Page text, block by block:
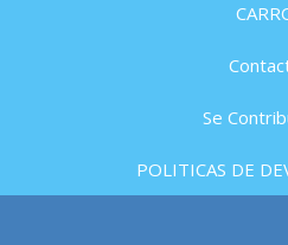
Se
POLITICAS DE